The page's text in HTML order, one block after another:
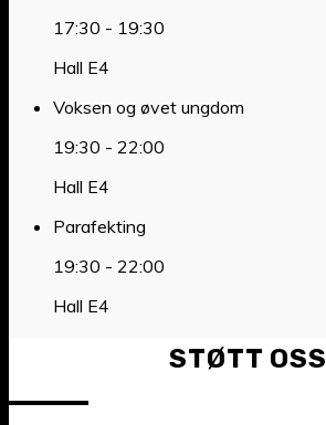
17:30 - 19:30
Hall E4
Voksen og øvet ungdom
19:30 - 22:00
Hall E4
Parafekting
19:30 - 22:00
Hall E4
STØTT OSS